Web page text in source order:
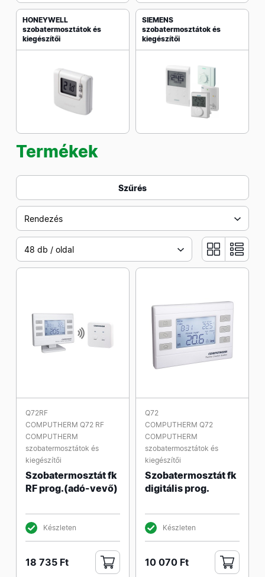
HONEYWELL
szobatermosztátok és
kiegészítői
SIEMENS
szobatermosztátok és
kiegészítői
Termékek
Szűrés
Rendezés
48 db / oldal
Q72RF
COMPUTHERM Q72 RF
COMPUTHERM
szobatermosztátok és
kiegészítői
Szobatermosztát fk
RF prog.(adó-vevő)
Készleten
18 735 Ft
Q72
COMPUTHERM Q72
COMPUTHERM
szobatermosztátok és
kiegészítői
Szobatermosztát fk
digitális prog.
Készleten
10 070 Ft